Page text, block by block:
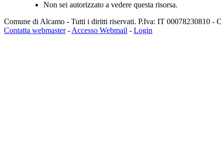
Non sei autorizzato a vedere questa risorsa.
Comune di Alcamo - Tutti i diritti riservati. P.Iva: IT 00078230810 -
Contatta webmaster- Accesso Webmail - Login